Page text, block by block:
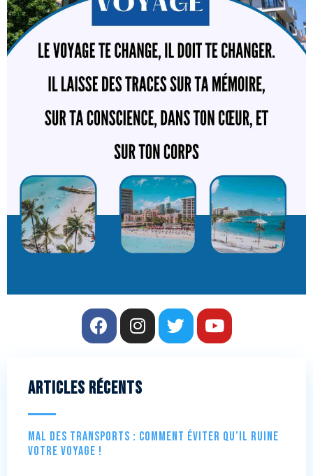
Articles récents
Mal des transports : comment éviter qu’il ruine
votre voyage !